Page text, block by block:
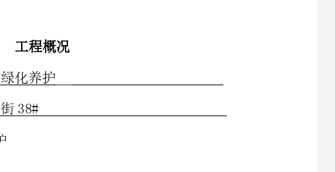
工程承包方式：由乙方采用轻包工的形式进行养护施工。